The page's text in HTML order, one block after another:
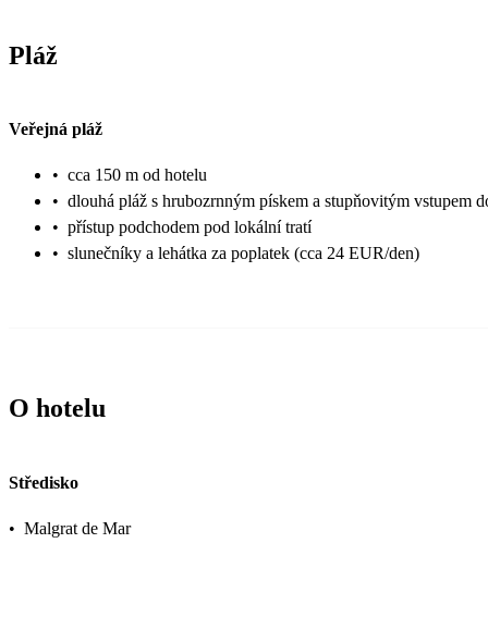
Pláž
Veřejná pláž
• cca 150 m od hotelu
• dlouhá pláž s hrubozrnným pískem a stupňovitým vstupem
• přístup podchodem pod lokální tratí
• slunečníky a lehátka za poplatek (cca 24 EUR/den)
O hotelu
Středisko
• Malgrat de Mar